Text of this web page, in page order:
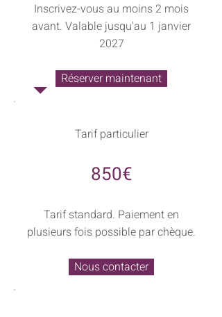
Inscrivez-vous au moins 2 mois
avant. Valable jusqu'au 1 janvier
2027
Réserver maintenant
Tarif particulier
850€
Tarif standard. Paiement en
plusieurs fois possible par chèque.
Nous contacter